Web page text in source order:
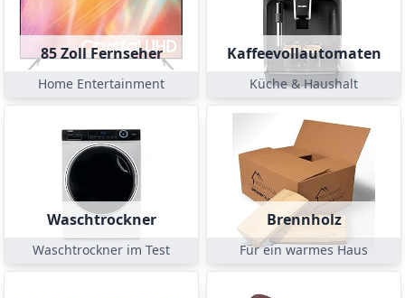
85 Zoll Fernseher
Home Entertainment
Kaffeevollautomaten
Küche & Haushalt
Waschtrockner
Waschtrockner im Test
Brennholz
Für ein warmes Haus